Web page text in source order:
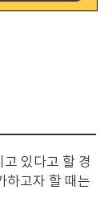
있다고 할 경
하고자 할 때는